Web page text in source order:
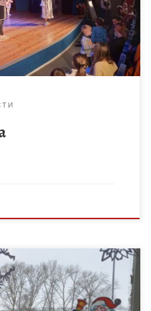
в котором […]